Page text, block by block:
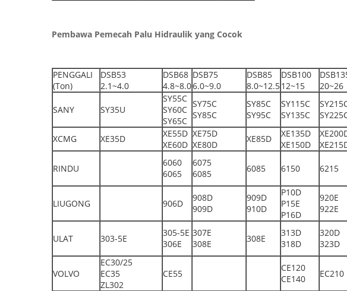
Pembawa Pemecah Palu Hidraulik yang Cocok
PENGGALI
(Ton)
DSB53
2.1~4.0
DSB68
4.8~8.0
DSB75
6.0~9.0
DSB85
8.0~12.5
DSB100
12~15
20~26
SANY SY35U
SY55C
SY60C
SY65C
SY75C
SY85C
SY85C
SY95C
SY115C
SY135C
XCMG XE35D
XE55D
XE60D
XE75D
XE80D
XE85D
XE135D
XE150D
RINDU
6060
6065
6075
6085
6085 6150 6215
LIUGONG 906D
908D
909D
909D
910D
P10D
P15E
P16D
920E
922E
ULAT 303-5E
305-5E
306E
307E
308E
308E
313D
318D
320D
323D
VOLVO
EC30/25
EC35
ZL302
CE55
CE120
CE140
EC210